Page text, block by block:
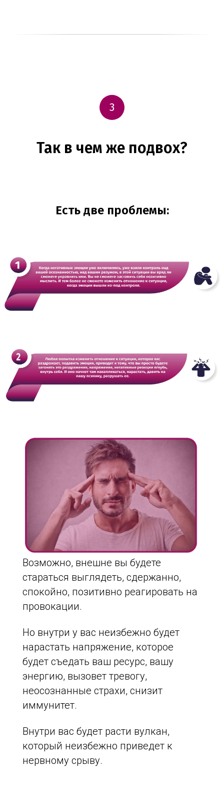
3
Так в чем же подвох?
Есть две проблемы:
Возможно, внешне вы будете
стараться выглядеть, сдержанно,
спокойно, позитивно реагировать на
провокации.
Но внутри у вас неизбежно будет
нарастать напряжение, которое
будет съедать ваш ресурс, вашу
энергию, вызовет тревогу,
неосознанные страхи, снизит
иммунитет.
Внутри вас будет расти вулкан,
который неизбежно приведет к
нервному срыву.